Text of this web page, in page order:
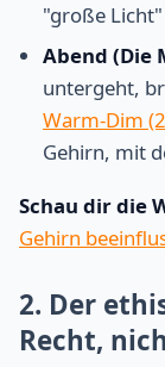
"große
Abend (Die
untergeht,
Warm-Dim
Gehirn, mit
Schau dir die
Gehirn
2. Der
Recht,